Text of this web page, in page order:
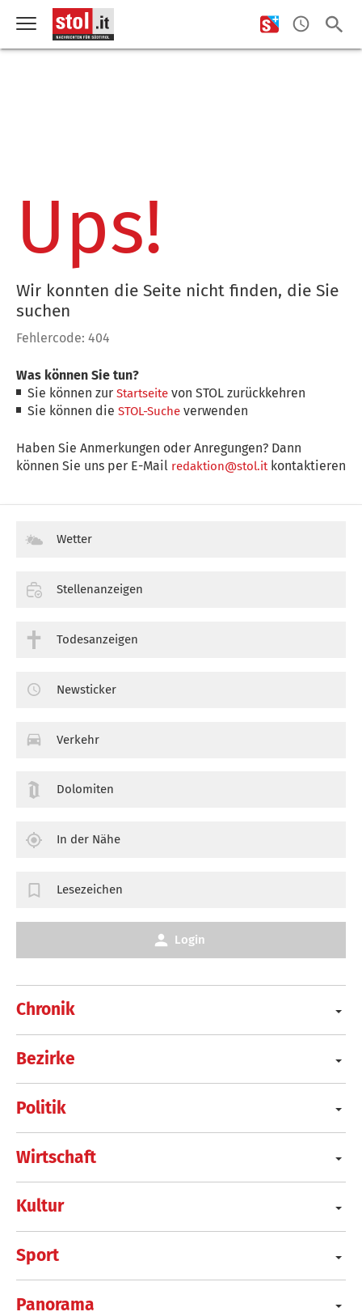
Ups!
Wir konnten die Seite nicht finden, die Sie
suchen
Fehlercode: 404
Was können Sie tun?
Sie können zurStartseite von STOL zurückkehren
Sie können dieSTOL-Suche verwenden
Haben Sie Anmerkungen oder Anregungen? Dann
können Sie uns per E-Mail redaktion@stol.itkontaktieren
Chronik
Bezirke
Politik
Wirtschaft
Kultur
Sport
Panorama
Wetter
Stellenanzeigen
Todesanzeigen
Newsticker
Verkehr
Dolomiten
In der Nähe
Lesezeichen
Login